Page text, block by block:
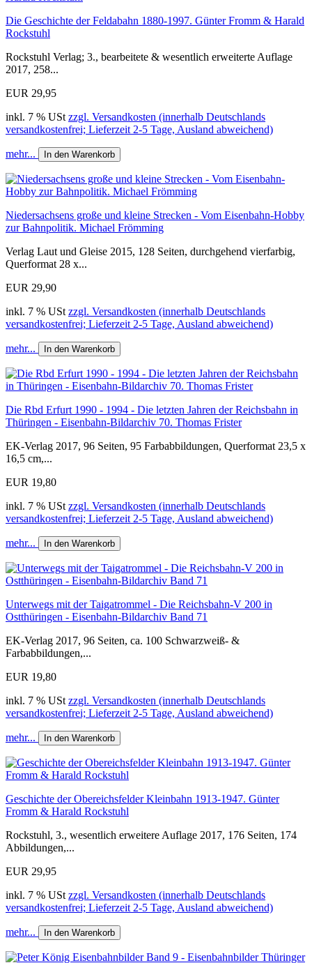
Die Geschichte der Feldabahn 1880-1997. Günter Fromm & Harald
Rockstuhl
Rockstuhl Verlag; 3., bearbeitete & wesentlich erweiterte Auflage
2017, 258...
EUR 29,95
inkl. 7 % USt zzgl. Versandkosten (innerhalb Deutschlands
versandkostenfrei; Lieferzeit 2-5 Tage, Ausland abweichend)
mehr... In den Warenkorb
Niedersachsens große und kleine Strecken - Vom Eisenbahn-Hobby
zur Bahnpolitik. Michael Frömming
Verlag Laut und Gleise 2015, 128 Seiten, durchgehend vierfarbig,
Querformat 28 x...
EUR 29,90
inkl. 7 % USt zzgl. Versandkosten (innerhalb Deutschlands
versandkostenfrei; Lieferzeit 2-5 Tage, Ausland abweichend)
mehr... In den Warenkorb
Die Rbd Erfurt 1990 - 1994 - Die letzten Jahren der Reichsbahn in
Thüringen - Eisenbahn-Bildarchiv 70. Thomas Frister
EK-Verlag 2017, 96 Seiten, 95 Farbabbildungen, Querformat 23,5 x
16,5 cm,...
EUR 19,80
inkl. 7 % USt zzgl. Versandkosten (innerhalb Deutschlands
versandkostenfrei; Lieferzeit 2-5 Tage, Ausland abweichend)
mehr... In den Warenkorb
Unterwegs mit der Taigatrommel - Die Reichsbahn-V 200 in
Ostthüringen - Eisenbahn-Bildarchiv Band 71
EK-Verlag 2017, 96 Seiten, ca. 100 Schwarzweiß- &
Farbabbildungen,...
EUR 19,80
inkl. 7 % USt zzgl. Versandkosten (innerhalb Deutschlands
versandkostenfrei; Lieferzeit 2-5 Tage, Ausland abweichend)
mehr... In den Warenkorb
Geschichte der Obereichsfelder Kleinbahn 1913-1947. Günter
Fromm & Harald Rockstuhl
Rockstuhl, 3., wesentlich erweitere Auflage 2017, 176 Seiten, 174
Abbildungen,...
EUR 29,95
inkl. 7 % USt zzgl. Versandkosten (innerhalb Deutschlands
versandkostenfrei; Lieferzeit 2-5 Tage, Ausland abweichend)
mehr... In den Warenkorb